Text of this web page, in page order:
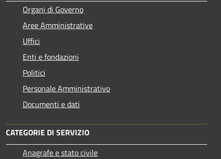
Organi di Governo
Aree Amministrative
Uffici
Enti e fondazioni
Politici
Personale Amministrativo
Documenti e dati
CATEGORIE DI SERVIZIO
Anagrafe e stato civile